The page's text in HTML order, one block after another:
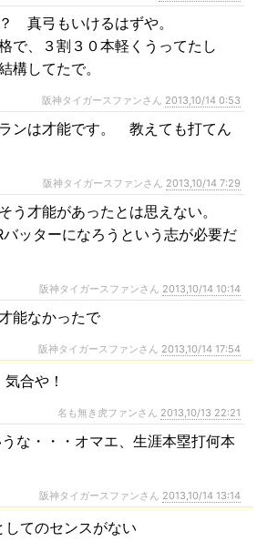
真弓もいけるはずや。
で、３割３０本軽くうってたし
構してたで。
阪神タイガースファンさん 2013,10/14 0:53
ンは才能です。 教えても打てん
阪神タイガースファンさん 2013,10/14 7:29
う才能があったとは思えない。
バッターになろうという志が必要だ
阪神タイガースファンさん 2013,10/14 10:14
能なかったで
阪神タイガースファンさん 2013,10/14 17:54
合や！
名も無き虎ファンさん 2013,10/13 22:21
な・・・オマエ、生涯本塁打何本
阪神タイガースファンさん 2013,10/14 13:14
してのセンスがない